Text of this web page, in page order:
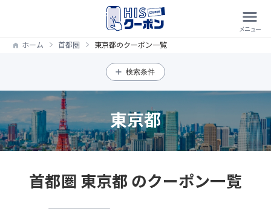
ホーム 首都圏 東京都のクーポン一覧
検索条件
東京都
首都圏 東京都 のクーポン一覧